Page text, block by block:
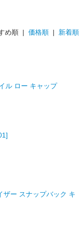
め順 | 価格順 | 新着順
ル ロー キャップ
ザー スナップバック キ